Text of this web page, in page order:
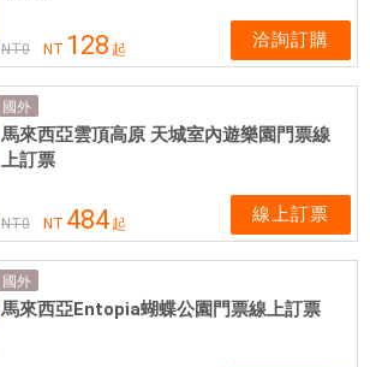
即
即
NT0 NT 128 起 洽詢訂購
國外
馬來西亞雲頂高原 天城室內遊樂園門票線
上訂票
NT0 NT 484 起 線上訂票
國外
馬來西亞Entopia蝴蝶公園門票線上訂票